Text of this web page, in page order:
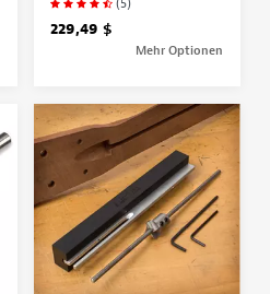
229,49 $
Mehr Optionen